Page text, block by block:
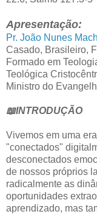
Apresentação:
Pr. João Nunes
Casado, Brasileiro,
Formado em
Teológica
Ministro do
📖INTRODUÇÃO
Vivemos em uma
"conectados"
desconectados
de nossos próprios
radicalmente as
oportunidades
aprendizado, mas